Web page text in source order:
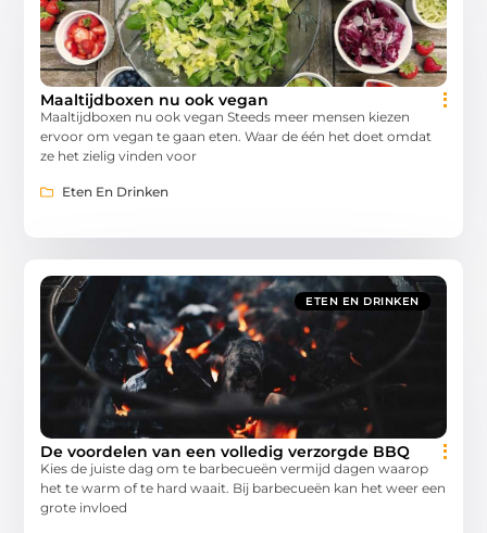
Maaltijdboxen nu ook vegan
Maaltijdboxen nu ook vegan Steeds meer mensen kiezen
ervoor om vegan te gaan eten. Waar de één het doet omdat
ze het zielig vinden voor
Eten En Drinken
ETEN EN DRINKEN
De voordelen van een volledig verzorgde BBQ
Kies de juiste dag om te barbecueën vermijd dagen waarop
het te warm of te hard waait. Bij barbecueën kan het weer een
grote invloed